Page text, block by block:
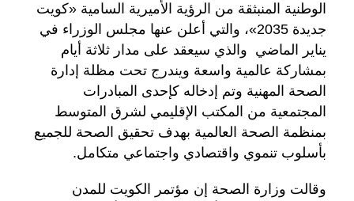
الوطنية المنبثقة من الرؤية الأميرية السامية «كويت
جديدة 2035»، والتي أعلن عنها مجلس الوزراء في
يناير الماضي والذي سيعقد على مدار ثلاثة أيام
بمشاركة عالمية واسعة ويندرج تحت مظلة إدارة
الصحة المهنية وتم إدخاله كإحدى المبادرات
المجتمعية من المكتب الإقليمي لشرق المتوسط
بمنظمة الصحة العالمية بهدف تحقيق الصحة للجميع
بأسلوب تنموي واقتصادي واجتماعي متكامل.
وقالت وزارة الصحة إن مؤتمر الكويت للمدن